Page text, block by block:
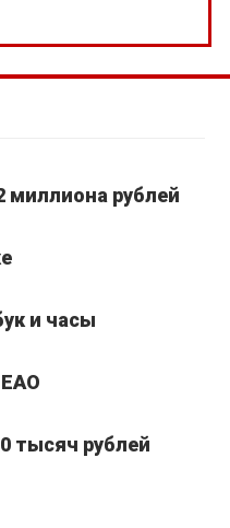
миллиона рублей
и часы
ЕАО
тысяч рублей